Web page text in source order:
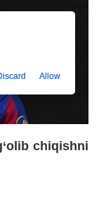
chiqishni
Allow